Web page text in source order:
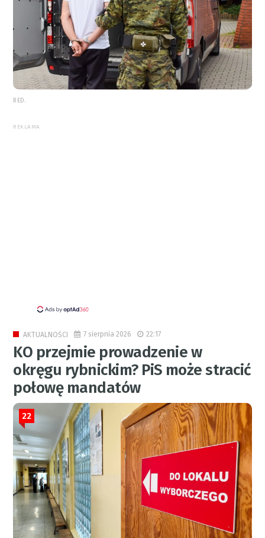
RED.
REKLAMA
AKTUALNOŚCI 7 sierpnia 2026 22:17
KO przejmie prowadzenie w
okręgu rybnickim? PiS może stracić
połowę mandatów
22